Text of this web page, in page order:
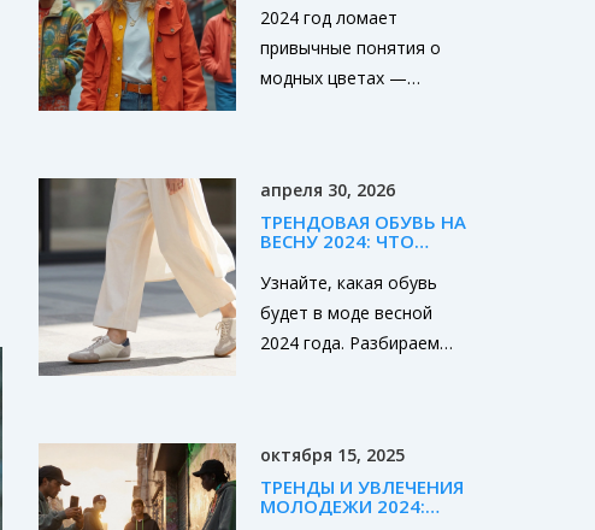
2024 год ломает
привычные понятия о
модных цветах —
цвета правят балом и с
чем их лучше сочетать.
инсайтов и советы, как
внедрить тренды в свой
гардероб, не тратя
российских городов.
Читатель узнает, как
апреля 30, 2026
ТРЕНДОВАЯ ОБУВЬ НА
ВЕСНУ 2024: ЧТО
ВЫГЛЯДЕТЬ СТИЛЬНО
Узнайте, какая обувь
будет в моде весной
2024 года. Разбираем
возвращения балеток и
Мэри Джейн.
октября 15, 2025
ТРЕНДЫ И УВЛЕЧЕНИЯ
МОЛОДЕЖИ 2024: